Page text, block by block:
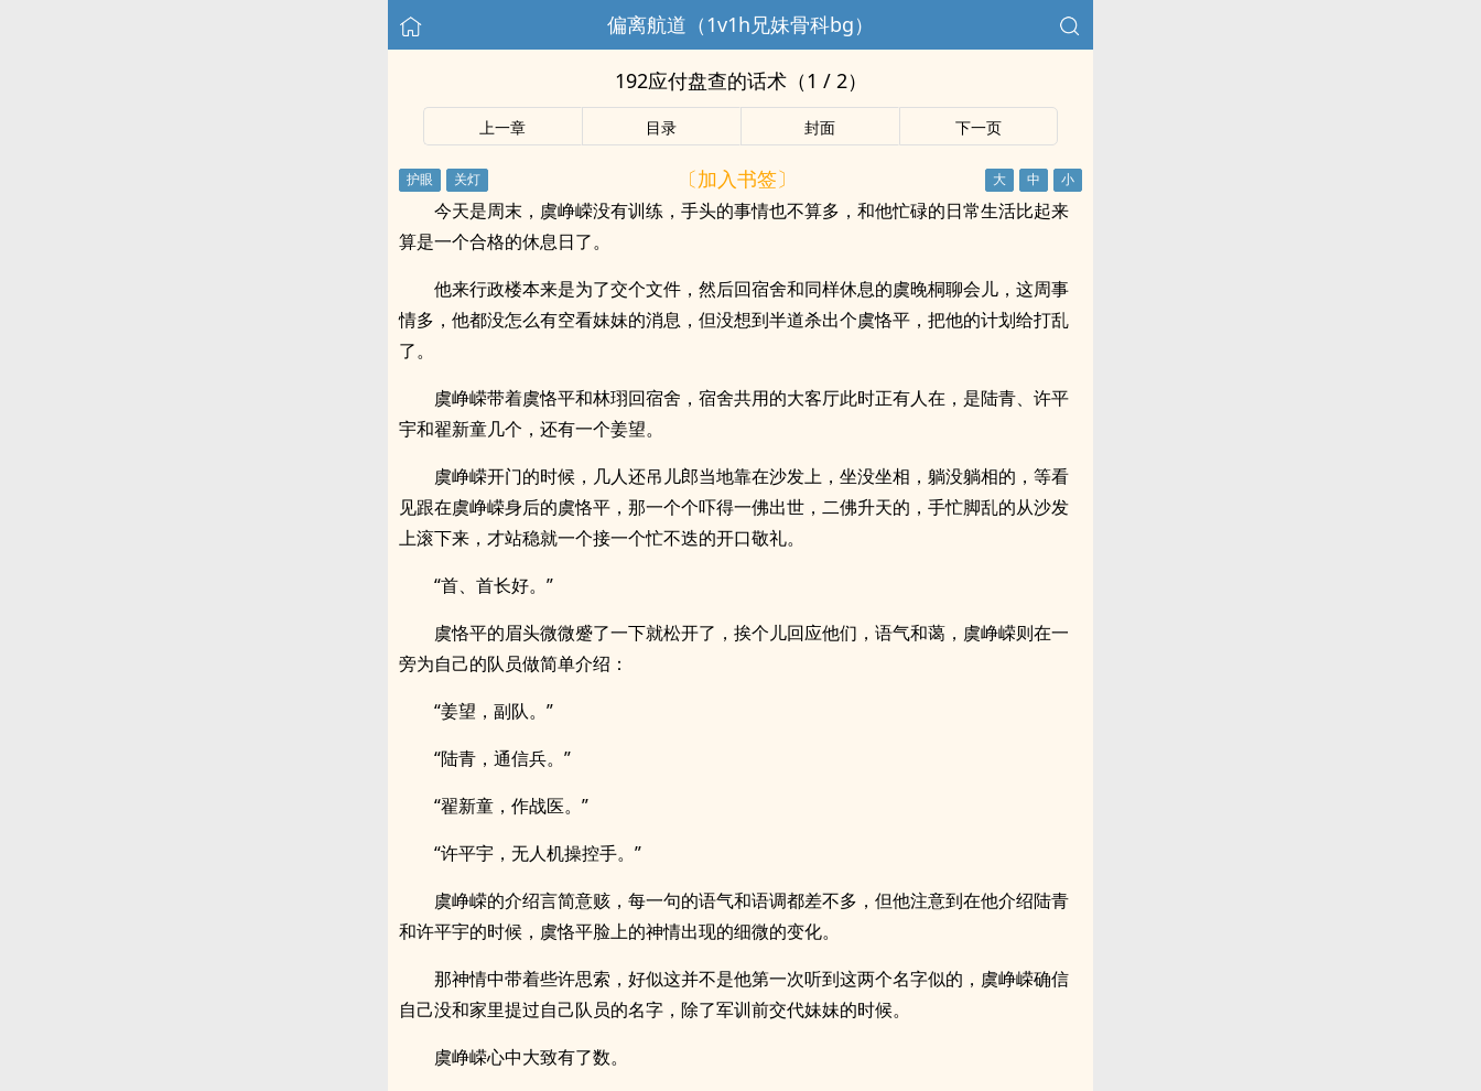
偏离航道（1v1h兄妹骨科bg）
192应付盘查的话术（1 / 2）
上一章 目录 封面 下一页
〔加入书签〕
今天是周末，虞峥嵘没有训练，手头的事情也不算多，和他忙碌的日常生活比起来
算是一个合格的休息日了。
他来行政楼本来是为了交个文件，然后回宿舍和同样休息的虞晚桐聊会儿，这周事
情多，他都没怎么有空看妹妹的消息，但没想到半道杀出个虞恪平，把他的计划给打乱
了。
虞峥嵘带着虞恪平和林珝回宿舍，宿舍共用的大客厅此时正有人在，是陆青、许平
宇和翟新童几个，还有一个姜望。
虞峥嵘开门的时候，几人还吊儿郎当地靠在沙发上，坐没坐相，躺没躺相的，等看
见跟在虞峥嵘身后的虞恪平，那一个个吓得一佛出世，二佛升天的，手忙脚乱的从沙发
上滚下来，才站稳就一个接一个忙不迭的开口敬礼。
“首、首长好。”
虞恪平的眉头微微蹙了一下就松开了，挨个儿回应他们，语气和蔼，虞峥嵘则在一
旁为自己的队员做简单介绍：
“姜望，副队。”
“陆青，通信兵。”
“翟新童，作战医。”
“许平宇，无人机操控手。”
虞峥嵘的介绍言简意赅，每一句的语气和语调都差不多，但他注意到在他介绍陆青
和许平宇的时候，虞恪平脸上的神情出现的细微的变化。
那神情中带着些许思索，好似这并不是他第一次听到这两个名字似的，虞峥嵘确信
自己没和家里提过自己队员的名字，除了军训前交代妹妹的时候。
虞峥嵘心中大致有了数。